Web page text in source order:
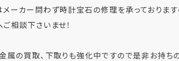
ーカー問わず時計宝石の修理を承っております
相談下さいませ！
金属の買取、下取りも強化中ですので是非お持ち